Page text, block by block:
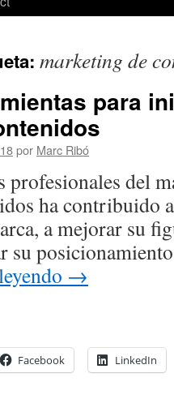
marketing de
para
por Marc Ribó
profesionales del
ha contribuido
a mejorar su
su
→
Facebook LinkedIn